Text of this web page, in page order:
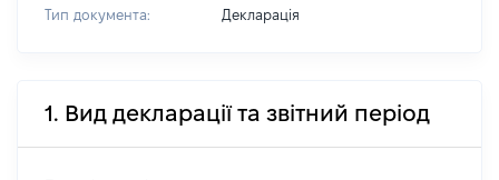
Тип документа: Декларація
1. Вид декларації та звітний період